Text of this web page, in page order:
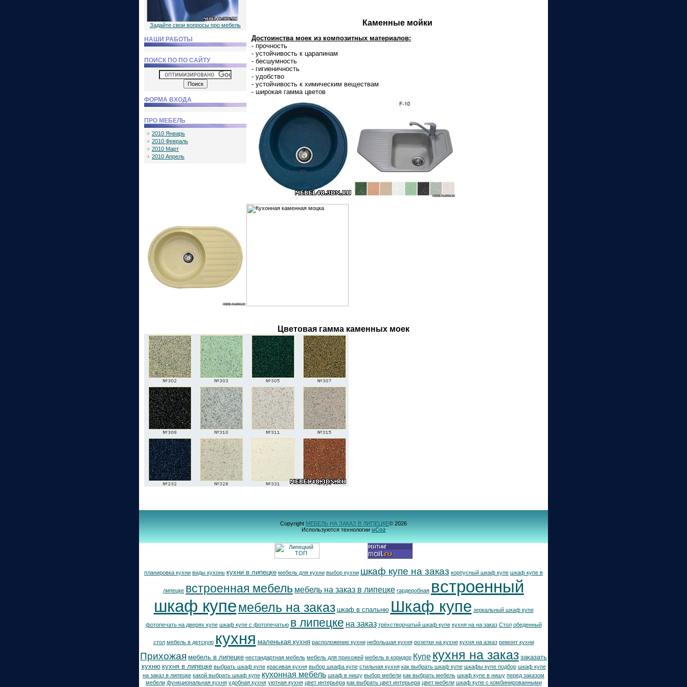
Задайте свои вопросы про мебель
НАШИ РАБОТЫ
ПОИСК ПО ПО САЙТУ
ФОРМА ВХОДА
ПРО МЕБЕЛЬ
2010 Январь
2010 Февраль
2010 Март
2010 Апрель
Каменные мойки
Достоинства моек из композитных материалов:
- прочность
- устойчивость к царапинам
- бесшумность
- гигиеничность
- удобство
- устойчивость к химическим веществам
- широкая гамма цветов
Цветовая гамма каменных моек
Copyright МЕБЕЛЬ НА ЗАКАЗ В ЛИПЕЦКЕ© 2026
Используются технологии uCoz
планировка кухни виды кухонь кухни в липецке мебель для кухни выбор кухни шкаф купе на заказ корпусный шкаф купе шкаф купе в
липецке встроенная мебель мебель на заказ в липецке гардеробная встроенный
шкаф купемебель на заказ шкаф в спальню Шкаф купе зеркальный шкаф купе
фотопечать на дверях купе шкаф купе с фотопечатью в липецке на заказ трёхстворчатый шкаф купе кухня на на заказ Стол обеденный
стол мебель в детскую кухня маленькая кухня расположение кухни небольшая кухня розетки на кухне кухня на азказ ремонт кухни
Прихожая мебель в липецке нестандартная мебель мебель для прихожей мебель в коридор Купе кухня на заказ заказать
кухню кухня в липецке выбрать шкаф купе красивая кухня выбор шкафа купе стильная кухня как выбрать шкаф купе шкафы купе подбор шкаф купе
на заказ в липецке какой выбрать шкаф купе кухонная мебель шкаф в нишу выбор мебели как выбрать мебель шкаф купе в нишу перед заказом
мебели функциональная кухня удобная кухня уютная кухня цвет интерьера как выбрать цвет интерьера цвет мебели шкаф купе с комбинированными